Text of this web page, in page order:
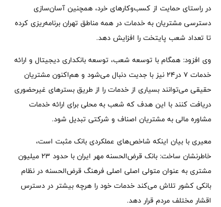
در راستای حمایت از کسب‌وکارهای خرد، همچنین آسان‌سازی
دسترسی مشتریان به خدمات در همه مناطق تهران برنامه‌ریزی کرده
تا تعداد شعب پایتخت را افزایش دهد.
وی افزود: همگام با توسعه شعب، توسعه بانکداری دیجیتال و ارائه
خدمات ۷ ‌در۲۴ نیز با جدیت دنبال می‌شود و هم‌اکنون مشتریان
حقیقی می‌توانند بسیاری از خدمات را از طریق بسترهای غیرحضوری
دریافت کنند با این هدف که شعب به محلی برای ارائه خدمات
مشاوره مالی به مشتریان اصناف و شرکتی‌ تبدیل شود.
معیری با بیان اینکه شاخص‌های عملکردی بانک مثبت است،
خاطرنشان ساخت: بانک قرض‌الحسنه مهر ایران با حدود ۲۳ میلیون
مشتری به عنوان متولی اصلی اصلی فرهنگ قرض‌الحسنه در نظام
بانکی کشور تلاش می‌کند خدمات خود را هرچه بیشتر در دسترس
اقشار مختلف مردم قرار دهد.